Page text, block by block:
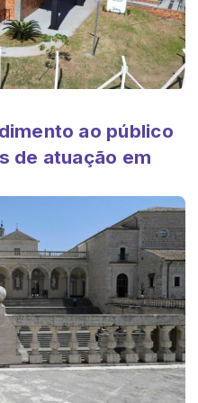
ao público
de atuação em